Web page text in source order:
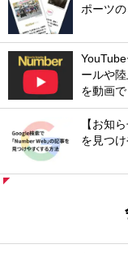
ポーツ
ールや
を動画で
【お知
を見つ